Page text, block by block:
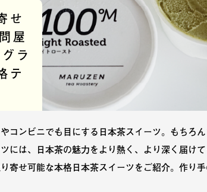
せ
屋
ラ
テ
コンビニでも目にする日本茶スイーツ。もちろ
には、日本茶の魅力をより熱く、より深く届け
寄せ可能な本格日本茶スイーツをご紹介。作り